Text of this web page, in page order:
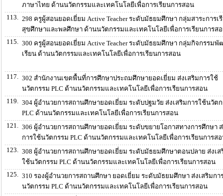
ภาษาไทย ด้านนวัตกรรมและเทคโนโลยีเพื่อการเรียนการสอน
113.
298 ครูผู้สอนยอดเยี่ยม Active Teacher ระดับมัธยมศึกษา กลุ่มสาระการเ
สุขศึกษาและพลศึกษา ด้านนวัตกรรมและเทคโนโลยีเพื่อการเรียนการส
115.
300 ครูผู้สอนยอดเยี่ยม Active Teacher ระดับมัธยมศึกษา กลุ่มกิจกรรมพั
เรียน ด้านนวัตกรรมและเทคโนโลยีเพื่อการเรียนการสอน
117.
302 สำนักงานเขตพื้นที่การศึกษาประถมศึกษายอดเยี่ยม ส่งเสริมการใช้
นวัตกรรม PLC ด้านนวัตกรรมและเทคโนโลยีเพื่อการเรียนการสอน
119.
304 ผู้อำนวยการสถานศึกษายอดเยี่ยม ระดับปฐมวัย ส่งเสริมการใช้นวัต
PLC ด้านนวัตกรรมและเทคโนโลยีเพื่อการเรียนการสอน
121.
306 ผู้อำนวยการสถานศึกษายอดเยี่ยม ระดับขยายโอกาสทางการศึกษา
การใช้นวัตกรรม PLC ด้านนวัตกรรมและเทคโนโลยีเพื่อการเรียนการส
123.
308 ผู้อำนวยการสถานศึกษายอดเยี่ยม ระดับมัธยมศึกษาตอนปลาย ส่งเส
ใช้นวัตกรรม PLC ด้านนวัตกรรมและเทคโนโลยีเพื่อการเรียนการสอน
125.
310 รองผู้อำนวยการสถานศึกษา ยอดเยี่ยม ระดับมัธยมศึกษา ส่งเสริมกา
นวัตกรรม PLC ด้านนวัตกรรมและเทคโนโลยีเพื่อการเรียนการสอน